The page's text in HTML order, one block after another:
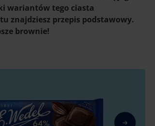
wariantów tego ciasta
znajdziesz przepis podstawowy.
brownie!